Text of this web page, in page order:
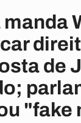
de
"fake